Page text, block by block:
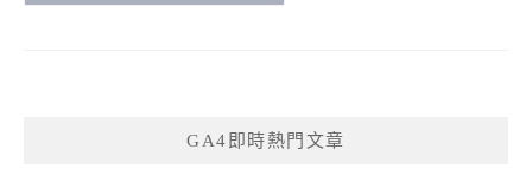
GA4即時熱門文章